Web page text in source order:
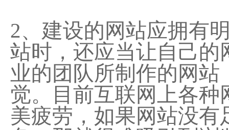
2、建设的网站应拥有
站时，还应当让自己
业的团队所制作的网
觉。目前互联网上各
美疲劳，如果网站没